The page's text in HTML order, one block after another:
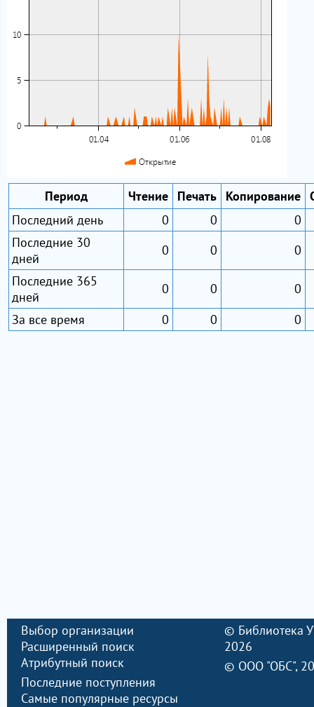
Период Чтение Печать Копирование
Последний день
0 0
0
Последние 30
дней
0 0
0
Последние 365
дней
0 0
0
За все время
0 0 0
Выбор организации
Расширенный поиск
Атрибутный поиск
Последние поступления
Самые популярные ресурсы
© Библиотека
2026
© ООО "ОБС",